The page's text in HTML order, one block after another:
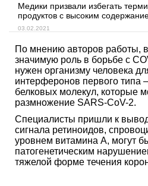
Медики призвали избегать
продуктов с высоким
03.02.2021
По мнению авторов работы,
значимую роль в борьбе с
нужен организму человека
интерферонов первого типа
белковых молекул, которые
размножение SARS-CoV-2.
Специалисты пришли к
сигнала ретиноидов,
уровнем витамина А, могут
патогенетическим
тяжелой форме течения